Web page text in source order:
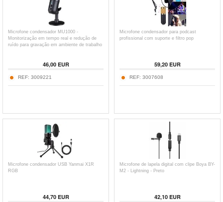
Microfone condensador MU1000 -
Monitorização em tempo real e redução de
ruído para gravação em ambiente de trabalho
46,00EUR
REF: 3009221
Microfone condensador para podcast
profissional com suporte e filtro pop
59,20EUR
REF: 3007608
Microfone condensador USB Yanmai X1R
RGB
44,70EUR
Microfone de lapela digital com clipe Boya BY-
M2 - Lightning - Preto
42,10EUR